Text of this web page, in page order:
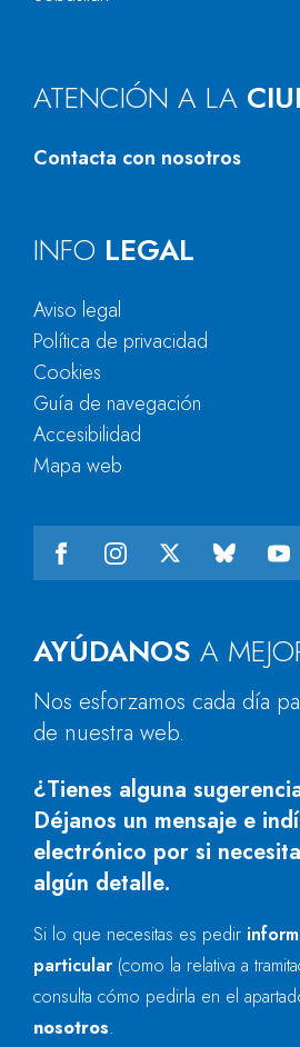
ATENCIÓN A LA
Contacta con nosotros
AYÚDANOS A
Nos esforzamos cada día
de nuestra web.
¿Tienes alguna
Déjanos un mensaje e
electrónico por si
algún detalle.
Si lo que necesitas es pedir
particular (como la relativa a
consulta cómo pedirla en el
nosotros.
INFO LEGAL
Aviso legal
Política de privacidad
Cookies
Guía de navegación
Accesibilidad
Mapa web